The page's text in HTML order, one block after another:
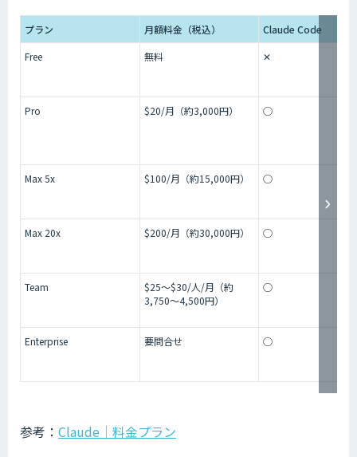
プラン 月額料金（税込）
Claude Code
Free
無料 ✕
Pro $20/月（約3,000円） ◯
Max 5x $100/月（約15,000円） ◯
Max 20x $200/月（約30,000円） ◯
Team
$25〜$30/人/月（約
3,750〜4,500円）
◯
Enterprise 要問合せ ◯
参考： Claude｜料金プラン